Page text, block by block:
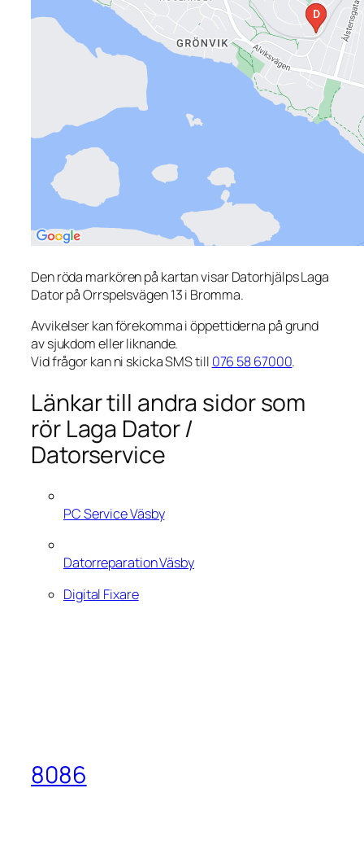
Den röda markören på kartan visar Datorhjälps Laga
Dator på Orrspelsvägen 13 i Bromma.
Avvikelser kan förekomma i öppettiderna på grund
av sjukdom eller liknande.
Vid frågor kan ni skicka SMS till 076 58 67000.
Länkar till andra sidor som
rör Laga Dator /
Datorservice
PC Service Väsby
Datorreparation Väsby
Digital Fixare
8086